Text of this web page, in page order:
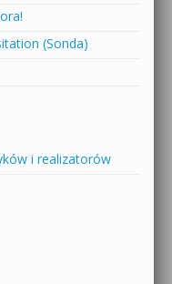
(Sonda)
i realizatorów